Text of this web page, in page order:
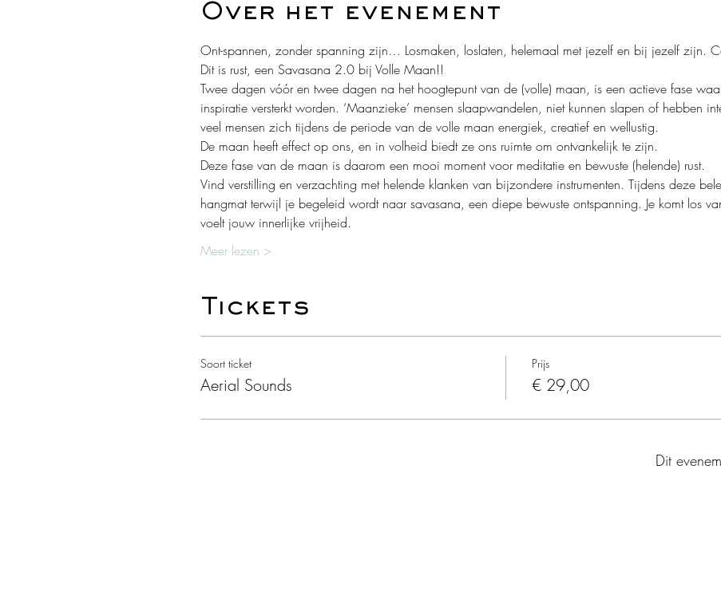
Over het evenement
Ont-spannen, zonder spanning zijn… Losmaken, loslaten, helemaal met jezelf en bij jezelf zijn.
Dit is rust, een Savasana 2.0 bij Volle Maan!!
Twee dagen vóór en twee dagen na het hoogtepunt van de (volle) maan, is een actieve fase
inspiratie versterkt worden. ‘Maanzieke’ mensen slaapwandelen, niet kunnen slapen of hebben
veel mensen zich tijdens de periode van de volle maan energiek, creatief en wellustig.
De maan heeft effect op ons, en in volheid biedt ze ons ruimte om ontvankelijk te zijn.
Deze fase van de maan is daarom een mooi moment voor meditatie en bewuste (helende) rust.
Vind verstilling en verzachting met helende klanken van bijzondere instrumenten. Tijdens deze
hangmat terwijl je begeleid wordt naar savasana, een diepe bewuste ontspanning. Je komt los
voelt jouw innerlijke vrijheid.
Meer lezen >
Tickets
Soort ticket
Aerial Sounds
Prijs
€ 29,00
Dit